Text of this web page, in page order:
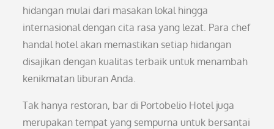
hidangan mulai dari masakan lokal hingga
internasional dengan cita rasa yang lezat. Para chef
handal hotel akan memastikan setiap hidangan
disajikan dengan kualitas terbaik untuk menambah
kenikmatan liburan Anda.
Tak hanya restoran, bar di Portobelio Hotel juga
merupakan tempat yang sempurna untuk bersantai